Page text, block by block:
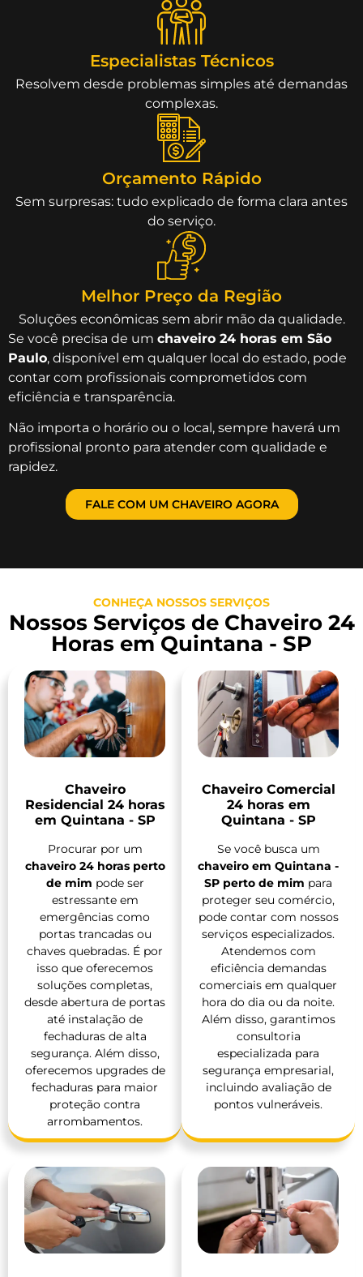
Especialistas Técnicos
Resolvem desde problemas simples até demandas
complexas.
Orçamento Rápido
Sem surpresas: tudo explicado de forma clara antes
do serviço.
Melhor Preço da Região
Soluções econômicas sem abrir mão da qualidade.
Se você precisa de um chaveiro 24 horas em São
Paulo, disponível em qualquer local do estado, pode
contar com profissionais comprometidos com
eficiência e transparência.
Não importa o horário ou o local, sempre haverá um
profissional pronto para atender com qualidade e
rapidez.
FALE COM UM CHAVEIRO AGORA
CONHEÇA NOSSOS SERVIÇOS
Nossos Serviços de Chaveiro 24
Horas em Quintana - SP
Chaveiro
Residencial 24 horas
em Quintana - SP
Procurar por um
chaveiro 24 horas perto
de mim pode ser
estressante em
emergências como
portas trancadas ou
chaves quebradas. É por
isso que oferecemos
soluções completas,
desde abertura de portas
até instalação de
fechaduras de alta
segurança. Além disso,
oferecemos upgrades de
fechaduras para maior
proteção contra
arrombamentos.
Chaveiro Comercial
24 horas em
Quintana - SP
Se você busca um
chaveiro em Quintana -
SP perto de mim para
proteger seu comércio,
pode contar com nossos
serviços especializados.
Atendemos com
eficiência demandas
comerciais em qualquer
hora do dia ou da noite.
Além disso, garantimos
consultoria
especializada para
segurança empresarial,
incluindo avaliação de
pontos vulneráveis.